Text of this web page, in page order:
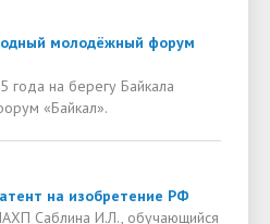
молодёжный форум
года на берегу Байкала
«Байкал».
на изобретение РФ
Саблина И.Л., обучающийся